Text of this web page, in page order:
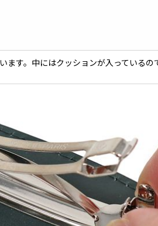
ます。中にはクッションが入っているの